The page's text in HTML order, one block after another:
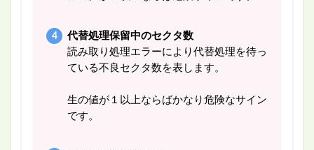
代替処理保留中のセクタ数
読み取り処理エラーにより代替処理を待っ
ている不良セクタ数を表します。
生の値が１以上ならばかなり危険なサイン
です。